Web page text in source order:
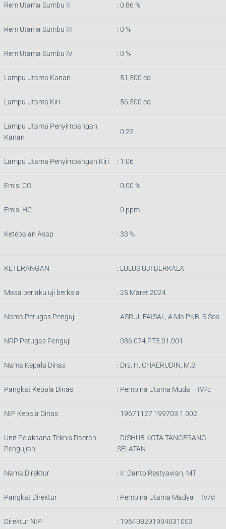
Rem Utama Sumbu II : 0.86 %
Rem Utama Sumbu III : 0 %
Rem Utama Sumbu IV : 0 %
Lampu Utama Kanan : 51,500 cd
Lampu Utama Kiri : 56,500 cd
Lampu Utama Penyimpangan
Kanan
: 0.22
Lampu Utama Penyimpangan Kiri : 1.06
Emisi CO : 0,00 %
Emisi HC : 0 ppm
Ketebalan Asap : 33 %
KETERANGAN : LULUS UJI BERKALA
Masa berlaku uji berkala : 25 Maret 2024
Nama Petugas Penguji : ASRUL FAISAL, A.Ma.PKB, S.Sos
NRP Petugas Penguji : 036.074.PT5.01.001
Nama Kepala Dinas : Drs. H. CHAERUDIN, M.Si
Pangkat Kepala Dinas : Pembina Utama Muda – IV/c
NIP Kepala Dinas : 19671127 199703 1 002
Unit Pelaksana Teknis Daerah
Pengujian
: DISHUB KOTA TANGERANG
SELATAN
Nama Direktur : Ir. Danto Restyawan, MT
Pangkat Direktur : Pembina Utama Madya – IV/d
Direktur NIP : 196408291994031003